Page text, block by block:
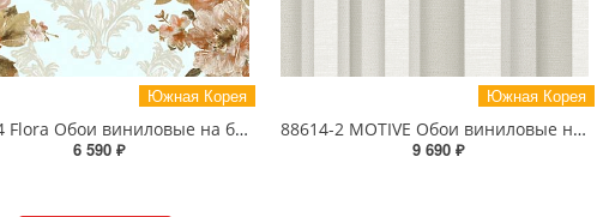
Южная Корея
82031-4 Flora Обои виниловые на бумажной основе 1.06*15.6
6 590 ₽
Южная Корея
88614-2 MOTIVE Обои виниловые на бумажной основе 1.06*15.6
9 690 ₽